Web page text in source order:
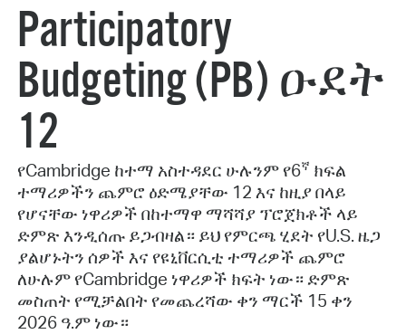
Participatory
Budgeting (PB) ዑደት
12
የCambridge ከተማ አስተዳደር ሁሉንም የ6ኛ ክፍል
ተማሪዎችን ጨምሮ ዕድሜያቸው 12 እና ከዚያበላይ
የሆናቸው ነዋሪዎች በከተማዋ ማሻሻያ ፕሮጀክቶች ላይ
ድምጽ እንዲሰጡ ይጋብዛል። ይህ የምርጫ ሂደት የU.S. ዜጋ
ያልሆኑትን ሰዎች እና የዩኒቨርሲቲ ተማሪዎች ጨምሮ
ለሁሉም የCambridge ነዋሪዎች ክፍት ነው። ድምጽ
መስጠት የሚቻልበት የመጨረሻው ቀን ማርች 15 ቀን
2026 ዓ.ም ነው።